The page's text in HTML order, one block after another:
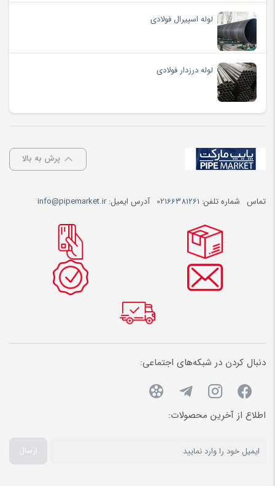
لوله اسپیرال فولادی
لوله درزدار فولادی
پرش به بالا
تماس شماره تلفن: 02166381261 آدرس ایمیل:info@pipemarket.ir
دنبال کردن در شبکه‌های اجتماعی:
اطلاع از آخرین محصولات:
ارسال